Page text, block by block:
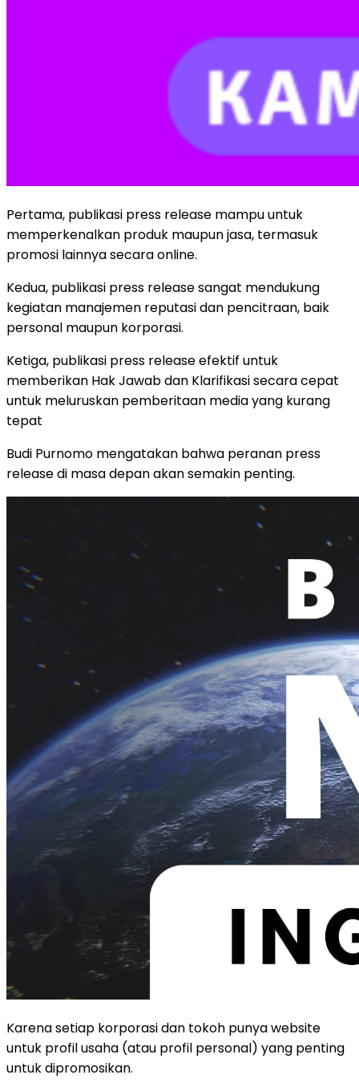
Pertama, publikasi press release mampu untuk
memperkenalkan produk maupun jasa, termasuk
promosi lainnya secara online.
Kedua, publikasi press release sangat mendukung
kegiatan manajemen reputasi dan pencitraan, baik
personal maupun korporasi.
Ketiga, publikasi press release efektif untuk
memberikan Hak Jawab dan Klarifikasi secara cepat
untuk meluruskan pemberitaan media yang kurang
tepat
Budi Purnomo mengatakan bahwa peranan press
release di masa depan akan semakin penting.
Karena setiap korporasi dan tokoh punya website
untuk profil usaha (atau profil personal) yang penting
untuk dipromosikan.